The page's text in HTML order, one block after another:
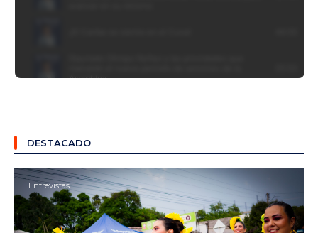
DESTACADO
Entrevistas